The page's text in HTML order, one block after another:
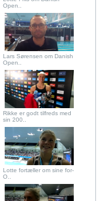
Open..
Lars Sørensen om Danish
Open..
Rikke er godt tilfreds med
sin 200..
Lotte fortæller om sine for-
O..